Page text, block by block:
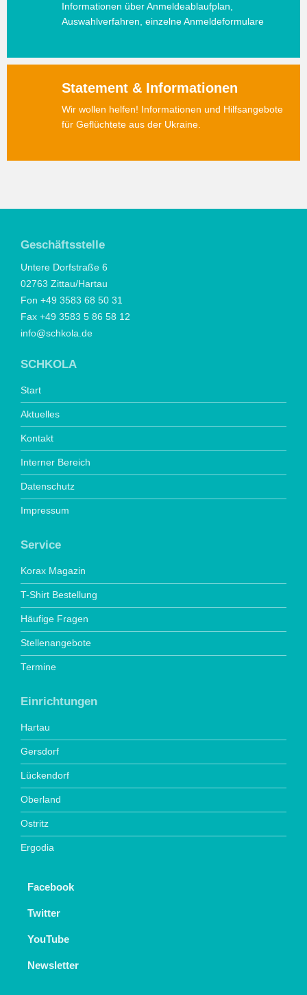
Informationen über Anmeldeablaufplan,
Auswahlverfahren, einzelne Anmeldeformulare
Statement & Informationen
Wir wollen helfen! Informationen und Hilfsangebote
für Geflüchtete aus der Ukraine.
Geschäftsstelle
Untere Dorfstraße 6
02763 Zittau/Hartau
Fon +49 3583 68 50 31
Fax +49 3583 5 86 58 12
info@schkola.de
SCHKOLA
Start
Aktuelles
Kontakt
Interner Bereich
Datenschutz
Impressum
Service
Korax Magazin
T-Shirt Bestellung
Häufige Fragen
Stellenangebote
Termine
Einrichtungen
Hartau
Gersdorf
Lückendorf
Oberland
Ostritz
Ergodia
Facebook
Twitter
YouTube
Newsletter